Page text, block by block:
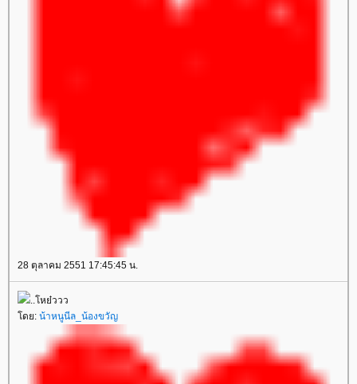
28 ตุลาคม 2551 17:45:45 น.
..โหย๋ววว
ดย: น้าหนูนีล_น้องขวัญ